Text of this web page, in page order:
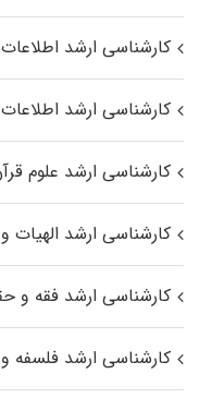
کارشناسی ارشد
کارشناسی ارشد
کارشناسی ارشد علوم
کارشناسی ارشد
کارشناسی ارشد فقه و
کارشناسی ارشد فلسفه